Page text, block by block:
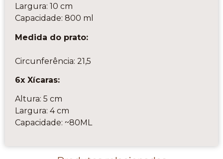
Largura: 10 cm
Capacidade: 800 ml
Medida do prato:
Circunferência: 21,5
6x Xícaras:
Altura: 5 cm
Largura: 4 cm
Capacidade: ~80ML